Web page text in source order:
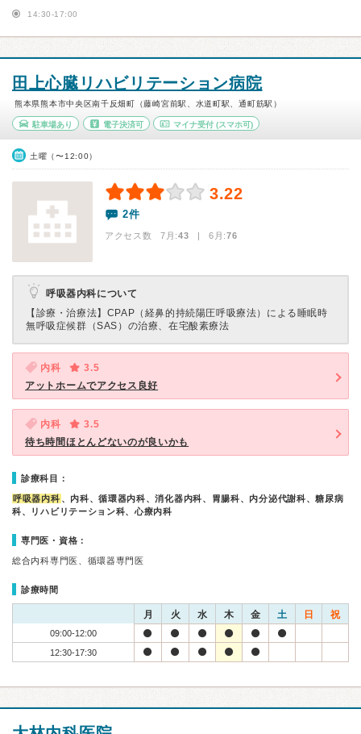
14:30-17:00
田上心臓リハビリテーション病院
熊本県熊本市中央区南千反畑町（藤崎宮前駅、水道町駅、通町筋駅）
駐車場あり 電子決済可 マイナ受付 (スマホ可)
土曜（〜12:00）
3.22
2件
アクセス数 7月:43 | 6月:76
呼吸器内科について
【診療・治療法】 CPAP（経鼻的持続陽圧呼吸療法）による睡眠時
無呼吸症候群（SAS）の治療、在宅酸素療法
内科
3.5
アットホームでアクセス良好
内科
3.5
待ち時間ほとんどないのが良いかも
診療科目：
呼吸器内科 、内科、循環器内科、消化器内科、胃腸科、内分泌代謝科、糖尿病
科、リハビリテーション科、心療内科
専門医・資格：
総合内科専門医、循環器専門医
診療時間
月 火 水 木 金 土 日 祝
09:00-12:00
12:30-17:30